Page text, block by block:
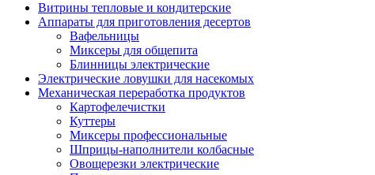
Витрины тепловые и кондитерские
Аппараты для приготовления десертов
Вафельницы
Миксеры для общепита
Блинницы электрические
Электрические ловушки для насекомых
Механическая переработка продуктов
Картофелечистки
Куттеры
Миксеры профессиональные
Шприцы-наполнители колбасные
Овощерезки электрические